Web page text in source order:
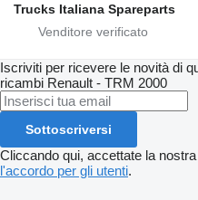
Trucks Italiana Spareparts
Iscriviti per ricevere le novità di
ricambi Renault - TRM 2000
Sottoscriversi
Cliccando qui, accettate la nostra
l'accordo per gli utenti.